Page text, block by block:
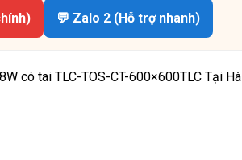
💬 Zalo 2 (Hỗ trợ nhanh)
có tai TLC-TOS-CT-600×600TLC Tại